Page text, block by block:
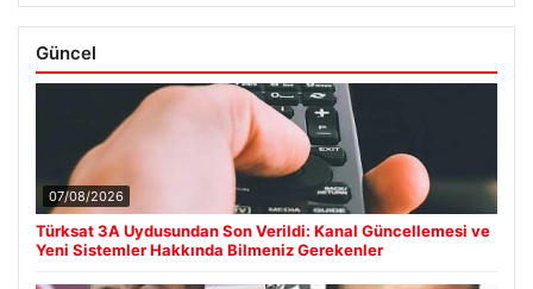
Güncel
07/08/2026
Türksat 3A Uydusundan Son Verildi: Kanal Güncellemesi ve
Yeni Sistemler Hakkında Bilmeniz Gerekenler